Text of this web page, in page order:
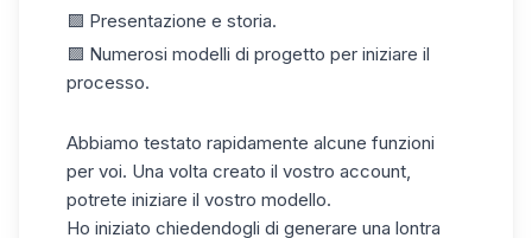
🟪 Presentazione e storia.
🟪 Numerosi modelli di progetto per iniziare il
processo.
Abbiamo testato rapidamente alcune funzioni
per voi. Una volta creato il vostro account,
potrete iniziare il vostro modello.
Ho iniziato chiedendogli di generare una lontra